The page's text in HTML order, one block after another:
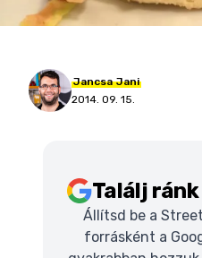
Jancsa Jani
2014. 09. 15.
Találj
Állítsd be a
forrásként a